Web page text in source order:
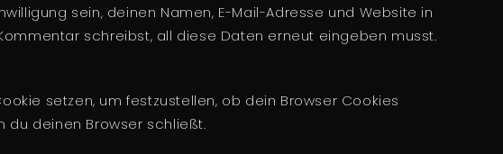
sein, deinen Namen, E-Mail-Adresse und Website in
schreibst, all diese Daten erneut eingeben musst.
setzen, um festzustellen, ob dein Browser Cookies
du deinen Browser schließt.